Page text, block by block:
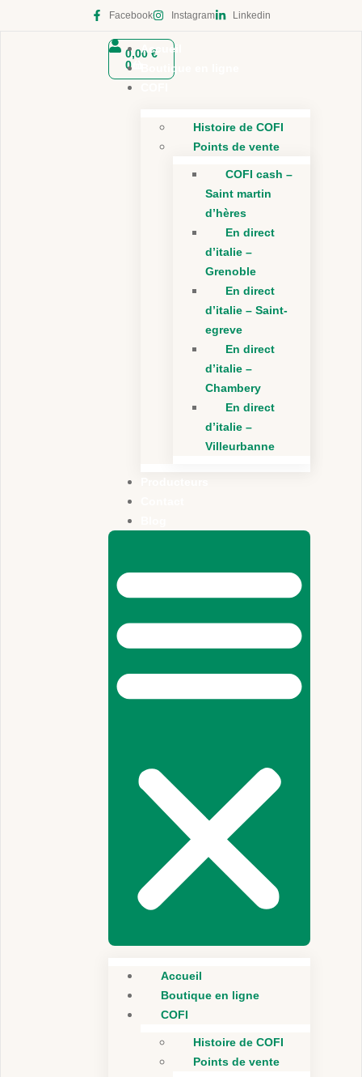
Facebook Instagram Linkedin
0,00€
0
Accueil
Boutique en ligne
Histoire de COFI
Points de vente
COFI cash –
Saint martin
d’hères
En direct
d’italie –
Grenoble
En direct
d’italie – Saint-
egreve
En direct
d’italie –
Chambery
En direct
d’italie –
Villeurbanne
Accueil
Boutique en ligne
COFI
Histoire de COFI
Points de vente